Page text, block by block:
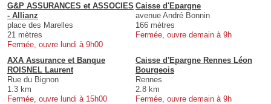
G&P ASSURANCES et ASSOCIES
- Allianz
place des Marelles
21 mètres
Fermée, ouvre lundi à 9h00
Caisse d'Epargne
avenue André Bonnin
166 mètres
Fermée, ouvre demain à 9h
AXA Assurance et Banque
ROISNEL Laurent
Rue du Bignon
1.3 km
Fermée, ouvre lundi à 15h00
Caisse d'Epargne Rennes Léon
Bourgeois
Rennes
2.8 km
Fermée, ouvre demain à 9h